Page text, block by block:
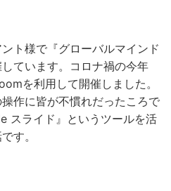
ト様で『グローバルマインド
ています。コロナ禍の今年
を利用して開催しました。
作に皆が不慣れだったころで
スライド』というツールを活
す。